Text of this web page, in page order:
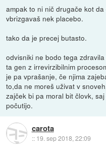
ampak to ni nič drugače kot
vbrizgavaš nek placebo.
tako da je precej butasto.
odvisniki ne bodo tega
ta gen z irrevirzibilnim
je pa vprašanje, če njima
to,da ne moreš uživat v
zajček bi pa moral bit človk,
počutijo.
carota
:: 19. sep 2018, 22:09